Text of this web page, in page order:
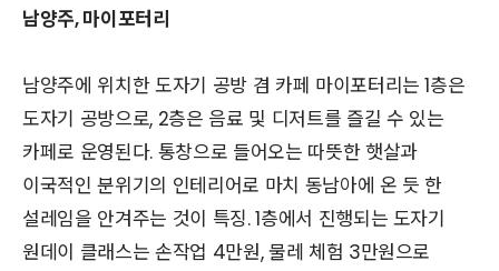
남양주, 마이포터리
남양주에 위치한 도자기 공방 겸 카페 마이포터리는 1층은
도자기 공방으로, 2층은 음료 및 디저트를 즐길 수 있는
카페로 운영된다. 통창으로 들어오는 따뜻한 햇살과
이국적인 분위기의 인테리어로 마치 동남아에 온 듯 한
설레임을 안겨주는 것이 특징. 1층에서 진행되는 도자기
원데이 클래스는 손작업 4만원, 물레 체험 3만원으로